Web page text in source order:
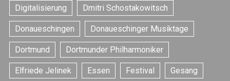
Digitalisierung Dmitri Schostakowitsch
Donaueschingen Donaueschinger Musiktage
Dortmund Dortmunder Philharmoniker
Elfriede Jelinek Essen Festival Gesang